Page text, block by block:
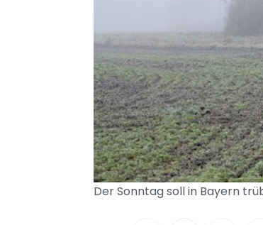
Der Sonntag soll in Bayern